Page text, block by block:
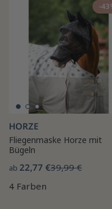
-
HORZE
Fliegenmaske Horze mit
Bügeln
ab 22,77 €39,99 €
4 Farben